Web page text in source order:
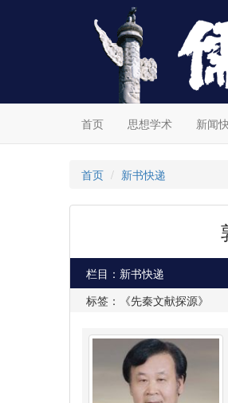
首页 思想学术 新闻
首页 新书快递
栏目：新书快递
标签：《先秦文献探源》